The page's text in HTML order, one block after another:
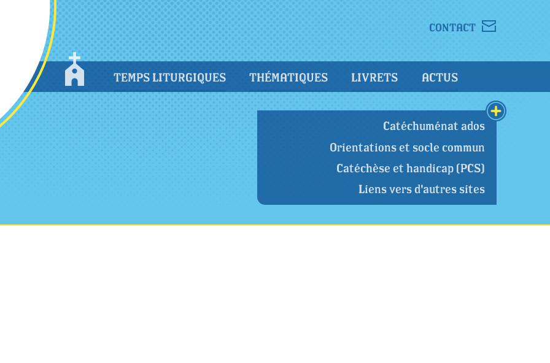
TEMPS LITURGIQUES THÉMATIQUES LIVRETS ACTUS
Catéchuménat ados
Orientations et socle commun
Catéchèse et handicap (PCS)
Liens vers d'autres sites
CONTACT